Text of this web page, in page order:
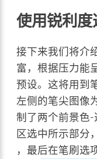
使用锐利度
接下来我们将介
富，根据压力能
预设。这将用到
左侧的笔尖图像
制了两个前景色
区选中所示部分
，最后在笔刷选